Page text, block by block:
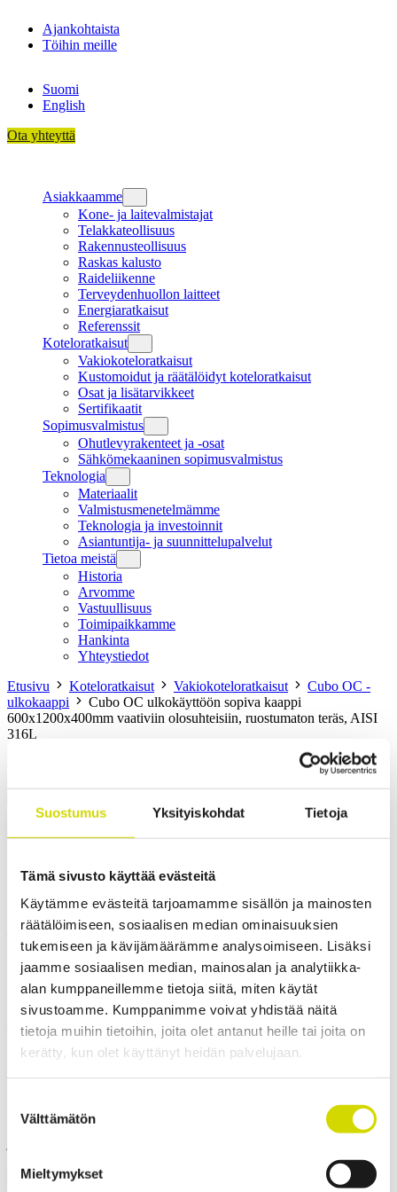
Suostumus Yksityiskohdat Tietoja
Tämä sivusto käyttää evästeitä
Käytämme evästeitä tarjoamamme sisällön ja mainosten
räätälöimiseen, sosiaalisen median ominaisuuksien
tukemiseen ja kävijämäärämme analysoimiseen. Lisäksi
jaamme sosiaalisen median, mainosalan ja analytiikka-
alan kumppaneillemme tietoja siitä, miten käytät
sivustoamme. Kumppanimme voivat yhdistää näitä
tietoja muihin tietoihin, joita olet antanut heille tai joita on
kerätty, kun olet käyttänyt heidän palvelujaan.
valinta
Välttämätön
Mieltymykset
sisältöönAjankohtaista
Töihin meille
Suomi
English
Ota yhteyttä
Asiakkaamme
Kone- ja laitevalmistajat
Telakkateollisuus
Rakennusteollisuus
Raskas kalusto
Raideliikenne
Terveydenhuollon laitteet
Energiaratkaisut
Referenssit
Koteloratkaisut
Vakiokoteloratkaisut
Kustomoidut ja räätälöidyt koteloratkaisut
Osat ja lisätarvikkeet
Sertifikaatit
Sopimusvalmistus
Ohutlevyrakenteet ja -osat
Sähkömekaaninen sopimusvalmistus
Teknologia
Materiaalit
Valmistusmenetelmämme
Teknologia ja investoinnit
Asiantuntija- ja suunnittelupalvelut
Tietoa meistä
Historia
Arvomme
Vastuullisuus
Toimipaikkamme
Hankinta
Yhteystiedot
Etusivu
Koteloratkaisut Vakiokoteloratkaisut
Cubo OC -
ulkokaappi
Cubo OC ulkokäyttöön sopiva kaappi
600x1200x400mm vaativiin olosuhteisiin, ruostumaton teräs, AISI
316L
Cubo OC
ulkokäyttöön sopiva kaappi 600x1200x400mm vaativiin
Cubo OC ulkokäyttöön sopiva
kaappi 600x1200x400mm
vaativiin olosuhteisiin,
ruostumaton teräs, AISI 316L
Yhteensopivuus:Cubo OC
Tuotekoodi:OCAS6012040
Casemet Cubo OC on erinomainen kotelointiratkaisu suojaamaan
sähkötekniikkaa ja hydrauliikkaa vaativissa olosuhteissa. Se on
suunniteltu soveltuvaksi erityisesti raide- ja tieliikenteen
tarvitseeko siihen mahdollisesti myöhemmin lisätä laitteiston
komponentteja. Cubo OC -kaapeista on saatavilla useita eri kokoja